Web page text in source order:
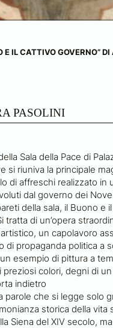
IL CATTIVO GOVERNO”
PASOLINI
Sala della Pace di
si riuniva la principale
di affreschi realizzato in
dal governo dei
della sala, il Buono e
tratta di un’opera
un capolavoro
di propaganda politica a
esempio di pittura a
colori, degni di
indietro
parole che si legge solo
storica della vita
Siena del XIV secolo,